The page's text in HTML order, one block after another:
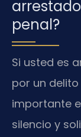
penal?
Si usted es
por un
importante
silencio y